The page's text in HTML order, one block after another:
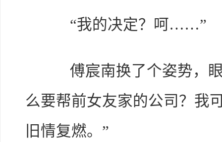
“我的决定？呵……”
傅宸南换了个姿势，眼
么要帮前女友家的公司？我
旧情复燃。”